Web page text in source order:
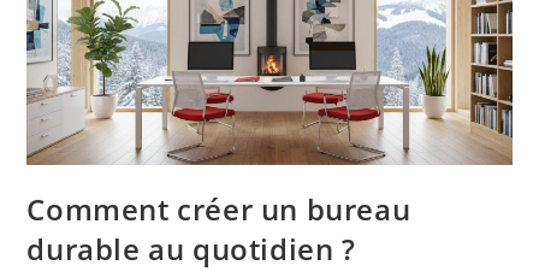
Comment créer un bureau
durable au quotidien ?